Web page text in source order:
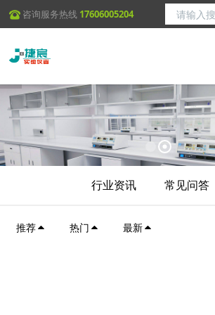
咨询服务热线 17606005204
行业资讯 常见问答
推荐 热门 最新